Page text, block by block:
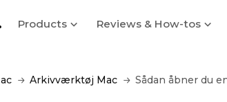
Products Reviews & How-tos
Arkivværktøj Mac Sådan åbner du